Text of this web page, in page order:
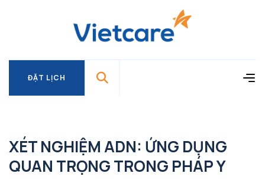
ĐẶT LỊCH
XÉT NGHIỆM ADN: ỨNG DỤNG
QUAN TRỌNG TRONG PHÁP Y